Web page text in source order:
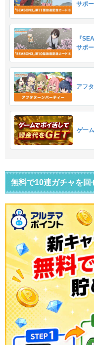
サポ
『
サポ
アフ
ゲー
無料で10連ガチャを回